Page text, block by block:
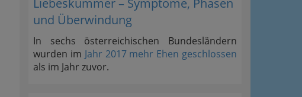
Liebeskummer – Symptome, Phasen
und Überwindung
In sechs österreichischen Bundesländern
wurden im Jahr 2017 mehr Ehen geschlossen
als im Jahr zuvor.